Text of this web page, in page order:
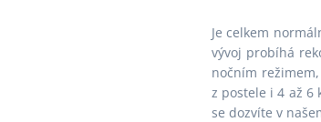
Je celkem
vývoj probíhá
nočním
z postele i 4 až 6
se dozvíte v